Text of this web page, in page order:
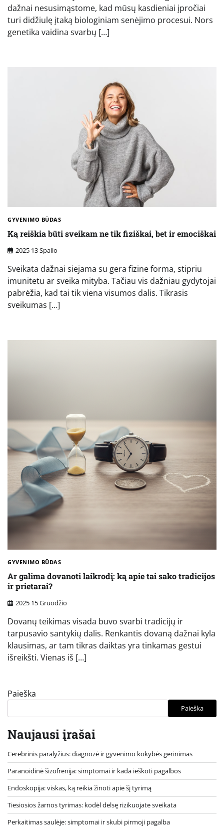
dažnai nesusimąstome, kad mūsų kasdieniai įpročiai
turi didžiulę įtaką biologiniam senėjimo procesui. Nors
genetika vaidina svarbų […]
GYVENIMO BŪDAS
Ką reiškia būti sveikam ne tik fiziškai, bet ir emociškai
2025 13 Spalio
Sveikata dažnai siejama su gera fizine forma, stipriu
imunitetu ar sveika mityba. Tačiau vis dažniau gydytojai
pabrėžia, kad tai tik viena visumos dalis. Tikrasis
sveikumas […]
GYVENIMO BŪDAS
Ar galima dovanoti laikrodį: ką apie tai sako tradicijos
ir prietarai?
2025 15 Gruodžio
Dovanų teikimas visada buvo svarbi tradicijų ir
tarpusavio santykių dalis. Renkantis dovaną dažnai kyla
klausimas, ar tam tikras daiktas yra tinkamas gestui
išreikšti. Vienas iš […]
Paieška
Paieška
Naujausi įrašai
Cerebrinis paralyžius: diagnozė ir gyvenimo kokybės gerinimas
Paranoidinė šizofrenija: simptomai ir kada ieškoti pagalbos
Endoskopija: viskas, ką reikia žinoti apie šį tyrimą
Tiesiosios žarnos tyrimas: kodėl delsę rizikuojate sveikata
Perkaitimas saulėje: simptomai ir skubi pirmoji pagalba